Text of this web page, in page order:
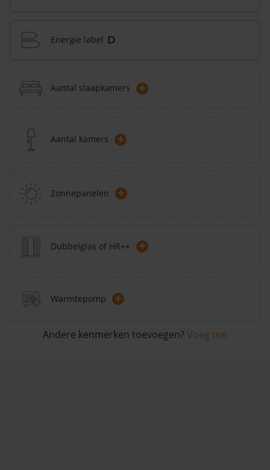
Energie label D
Aantal slaapkamers +
Aantal kamers +
Zonnepanelen +
Dubbelglas of HR++ +
Warmtepomp +
Andere kenmerken toevoegen? Voeg toe